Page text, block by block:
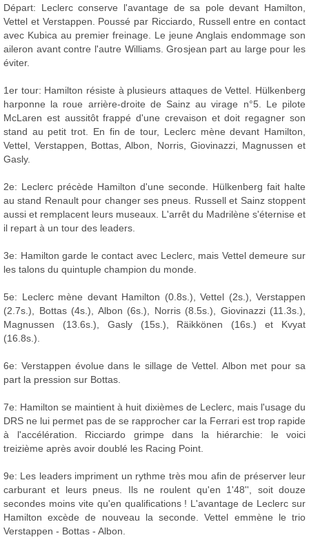
Départ: Leclerc conserve l'avantage de sa pole devant Hamilton,
Vettel et Verstappen. Poussé par Ricciardo, Russell entre en contact
avec Kubica au premier freinage. Le jeune Anglais endommage son
aileron avant contre l'autre Williams. Grosjean part au large pour les
éviter.
1er tour: Hamilton résiste à plusieurs attaques de Vettel. Hülkenberg
harponne la roue arrière-droite de Sainz au virage n°5. Le pilote
McLaren est aussitôt frappé d'une crevaison et doit regagner son
stand au petit trot. En fin de tour, Leclerc mène devant Hamilton,
Vettel, Verstappen, Bottas, Albon, Norris, Giovinazzi, Magnussen et
Gasly.
2e: Leclerc précède Hamilton d'une seconde. Hülkenberg fait halte
au stand Renault pour changer ses pneus. Russell et Sainz stoppent
aussi et remplacent leurs museaux. L'arrêt du Madrilène s'éternise et
il repart à un tour des leaders.
3e: Hamilton garde le contact avec Leclerc, mais Vettel demeure sur
les talons du quintuple champion du monde.
5e: Leclerc mène devant Hamilton (0.8s.), Vettel (2s.), Verstappen
(2.7s.), Bottas (4s.), Albon (6s.), Norris (8.5s.), Giovinazzi (11.3s.),
Magnussen (13.6s.), Gasly (15s.), Räikkönen (16s.) et Kvyat
(16.8s.).
6e: Verstappen évolue dans le sillage de Vettel. Albon met pour sa
part la pression sur Bottas.
7e: Hamilton se maintient à huit dixièmes de Leclerc, mais l'usage du
DRS ne lui permet pas de se rapprocher car la Ferrari est trop rapide
à l'accélération. Ricciardo grimpe dans la hiérarchie: le voici
treizième après avoir doublé les Racing Point.
9e: Les leaders impriment un rythme très mou afin de préserver leur
carburant et leurs pneus. Ils ne roulent qu'en 1'48'', soit douze
secondes moins vite qu'en qualifications ! L'avantage de Leclerc sur
Hamilton excède de nouveau la seconde. Vettel emmène le trio
Verstappen - Bottas - Albon.